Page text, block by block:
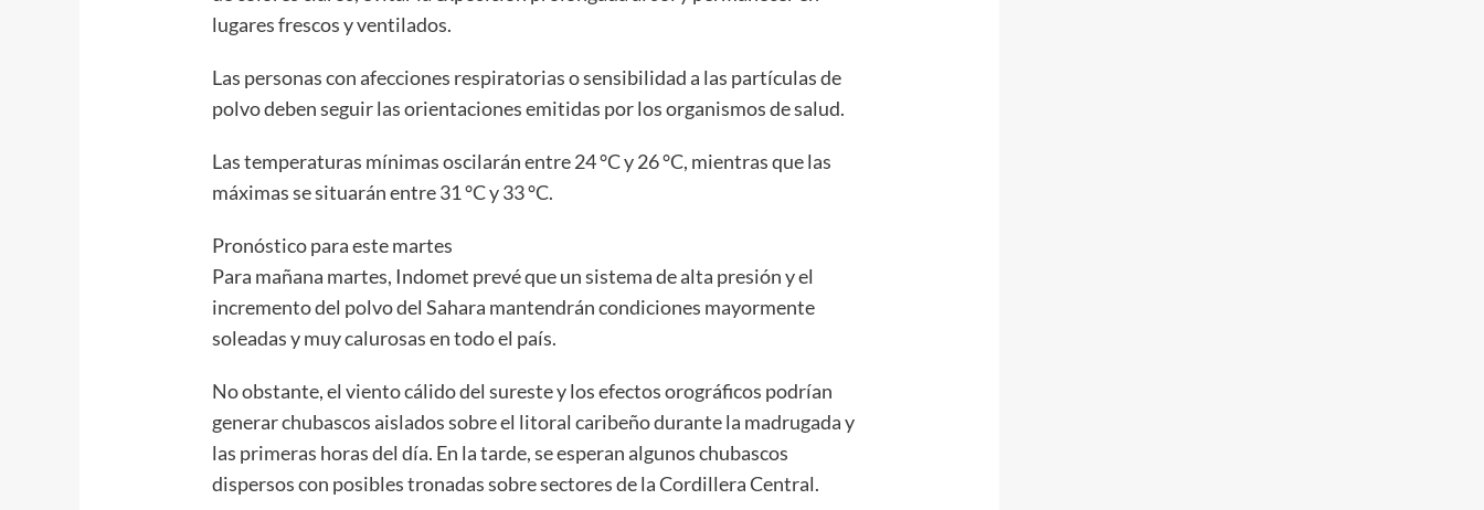
lugares frescos y ventilados.
Las personas con afecciones respiratorias o sensibilidad a las partículas de
polvo deben seguir las orientaciones emitidas por los organismos de salud.
Las temperaturas mínimas oscilarán entre 24 °C y 26 °C, mientras que las
máximas se situarán entre 31 °C y 33 °C.
Pronóstico para este martes
Para mañana martes, Indomet prevé que un sistema de alta presión y el
incremento del polvo del Sahara mantendrán condiciones mayormente
soleadas y muy calurosas en todo el país.
No obstante, el viento cálido del sureste y los efectos orográficos podrían
generar chubascos aislados sobre el litoral caribeño durante la madrugada y
las primeras horas del día. En la tarde, se esperan algunos chubascos
dispersos con posibles tronadas sobre sectores de la Cordillera Central.